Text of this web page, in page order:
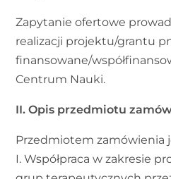
Zapytanie ofertowe
realizacji projektu/grantu
finansowane/
Centrum Nauki.
II. Opis przedmiotu
Przedmiotem zamówienia
I. Współpraca w zakresie